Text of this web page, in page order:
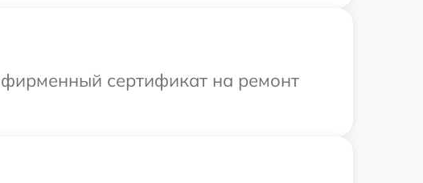
фирменный сертификат на ремонт